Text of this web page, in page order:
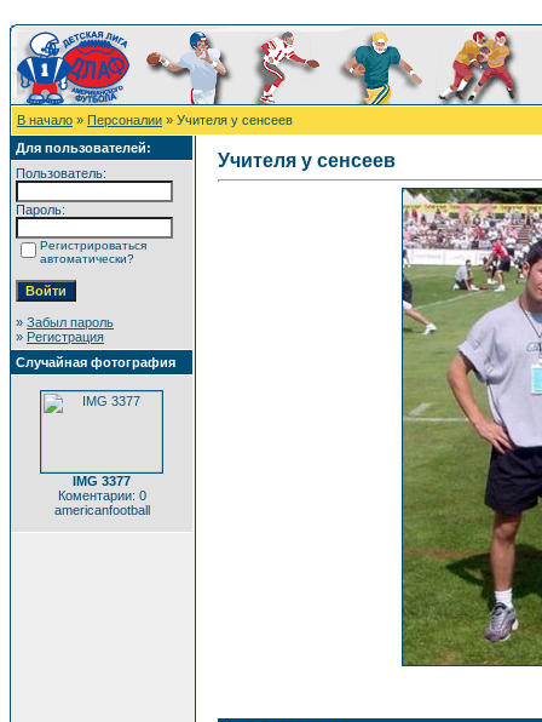
В начало » Персоналии » Учителя у сенсеев
Для пользователей:
Пользователь:
Пароль:
Регистрироваться
автоматически?
» Забыл пароль
» Регистрация
Случайная фотография
IMG 3377
Коментарии: 0
americanfootball
Учителя у сенсеев